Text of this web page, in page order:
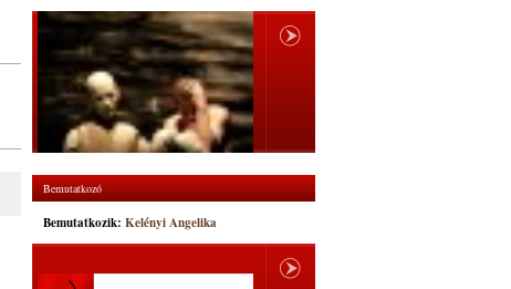
Bemutatkozó
Bemutatkozik: Kelényi Angelika